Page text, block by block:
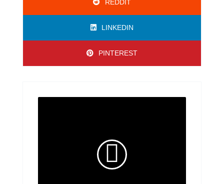
REDDIT
LINKEDIN
PINTEREST